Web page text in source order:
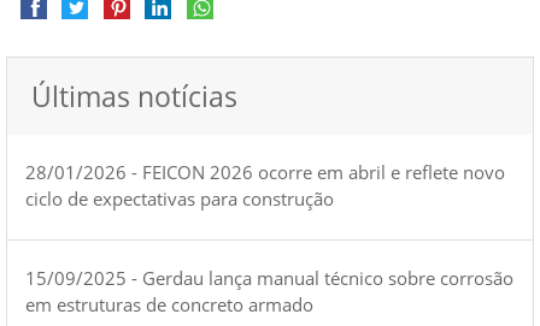
Últimas notícias
28/01/2026 - FEICON 2026 ocorre em abril e reflete novo
ciclo de expectativas para construção
15/09/2025 - Gerdau lança manual técnico sobre corrosão
em estruturas de concreto armado